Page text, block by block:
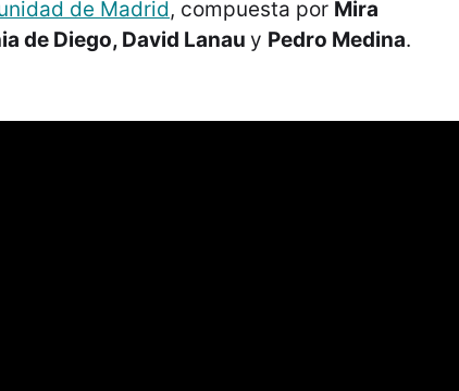
de Madrid, compuesta por Mira
de Diego, David Lanau y Pedro Medina.